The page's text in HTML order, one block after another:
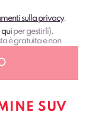
sulla privacy.
quiper gestirli).
è gratuita e non
SUV